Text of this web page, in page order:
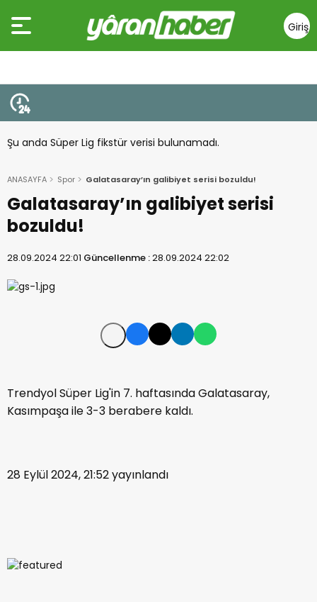
Giriş
Yap
Şu anda Süper Lig fikstür verisi bulunamadı.
ANASAYFA Spor Galatasaray’ın galibiyet serisi bozuldu!
Galatasaray’ın galibiyet serisi
bozuldu!
28.09.2024 22:01 Güncellenme :28.09.2024 22:02
Trendyol Süper Lig'in 7. haftasında Galatasaray,
Kasımpaşa ile 3-3 berabere kaldı.
28 Eylül 2024, 21:52yayınlandı